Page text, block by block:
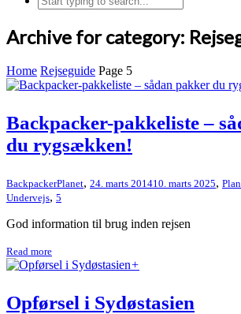
Archive for category:
Home Rejseguide Page 5
Backpacker-pakkeliste –
du rygsækken!
BackpackerPlanet, 24. marts 201410. marts 2025,
Undervejs, 5
God information til brug inden rejsen
Read more
+
Opførsel i Sydøstasien